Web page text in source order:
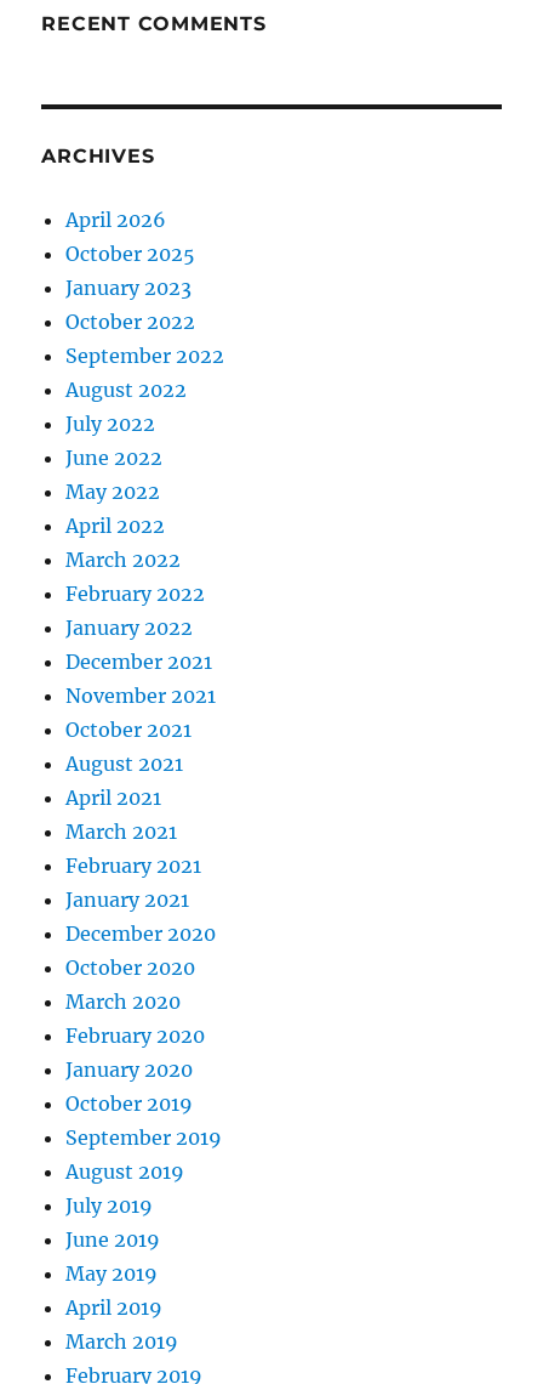
RECENT COMMENTS
ARCHIVES
April 2026
October 2025
January 2023
October 2022
September 2022
August 2022
July 2022
June 2022
May 2022
April 2022
March 2022
February 2022
January 2022
December 2021
November 2021
October 2021
August 2021
April 2021
March 2021
February 2021
January 2021
December 2020
October 2020
March 2020
February 2020
January 2020
October 2019
September 2019
August 2019
July 2019
June 2019
May 2019
April 2019
March 2019
February 2019